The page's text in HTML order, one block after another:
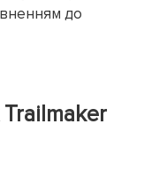
до
Trailmaker